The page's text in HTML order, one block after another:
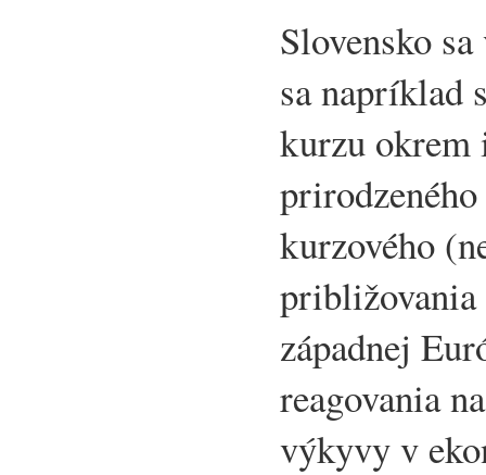
Slovensko
sa napríklad
kurzu okrem
kurzového
približovania
západnej
reagovania
výkyvy v